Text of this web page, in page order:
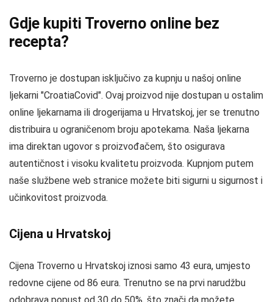
Gdje kupiti Troverno online bez
recepta?
Troverno je dostupan isključivo za kupnju u našoj online
ljekarni "CroatiaCovid". Ovaj proizvod nije dostupan u ostalim
online ljekarnama ili drogerijama u Hrvatskoj, jer se trenutno
distribuira u ograničenom broju apotekama. Naša ljekarna
ima direktan ugovor s proizvođačem, što osigurava
autentičnost i visoku kvalitetu proizvoda. Kupnjom putem
naše službene web stranice možete biti sigurni u sigurnost i
učinkovitost proizvoda.
Cijena u Hrvatskoj
Cijena Troverno u Hrvatskoj iznosi samo 43 eura, umjesto
redovne cijene od 86 eura. Trenutno se na prvi narudžbu